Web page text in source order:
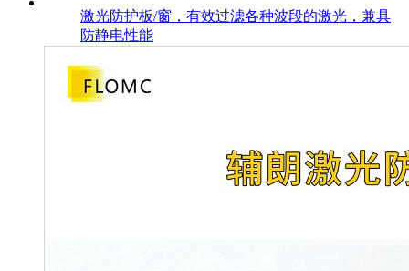
激光防护板/窗，有效过滤各种波段的激光，兼具
防静电性能